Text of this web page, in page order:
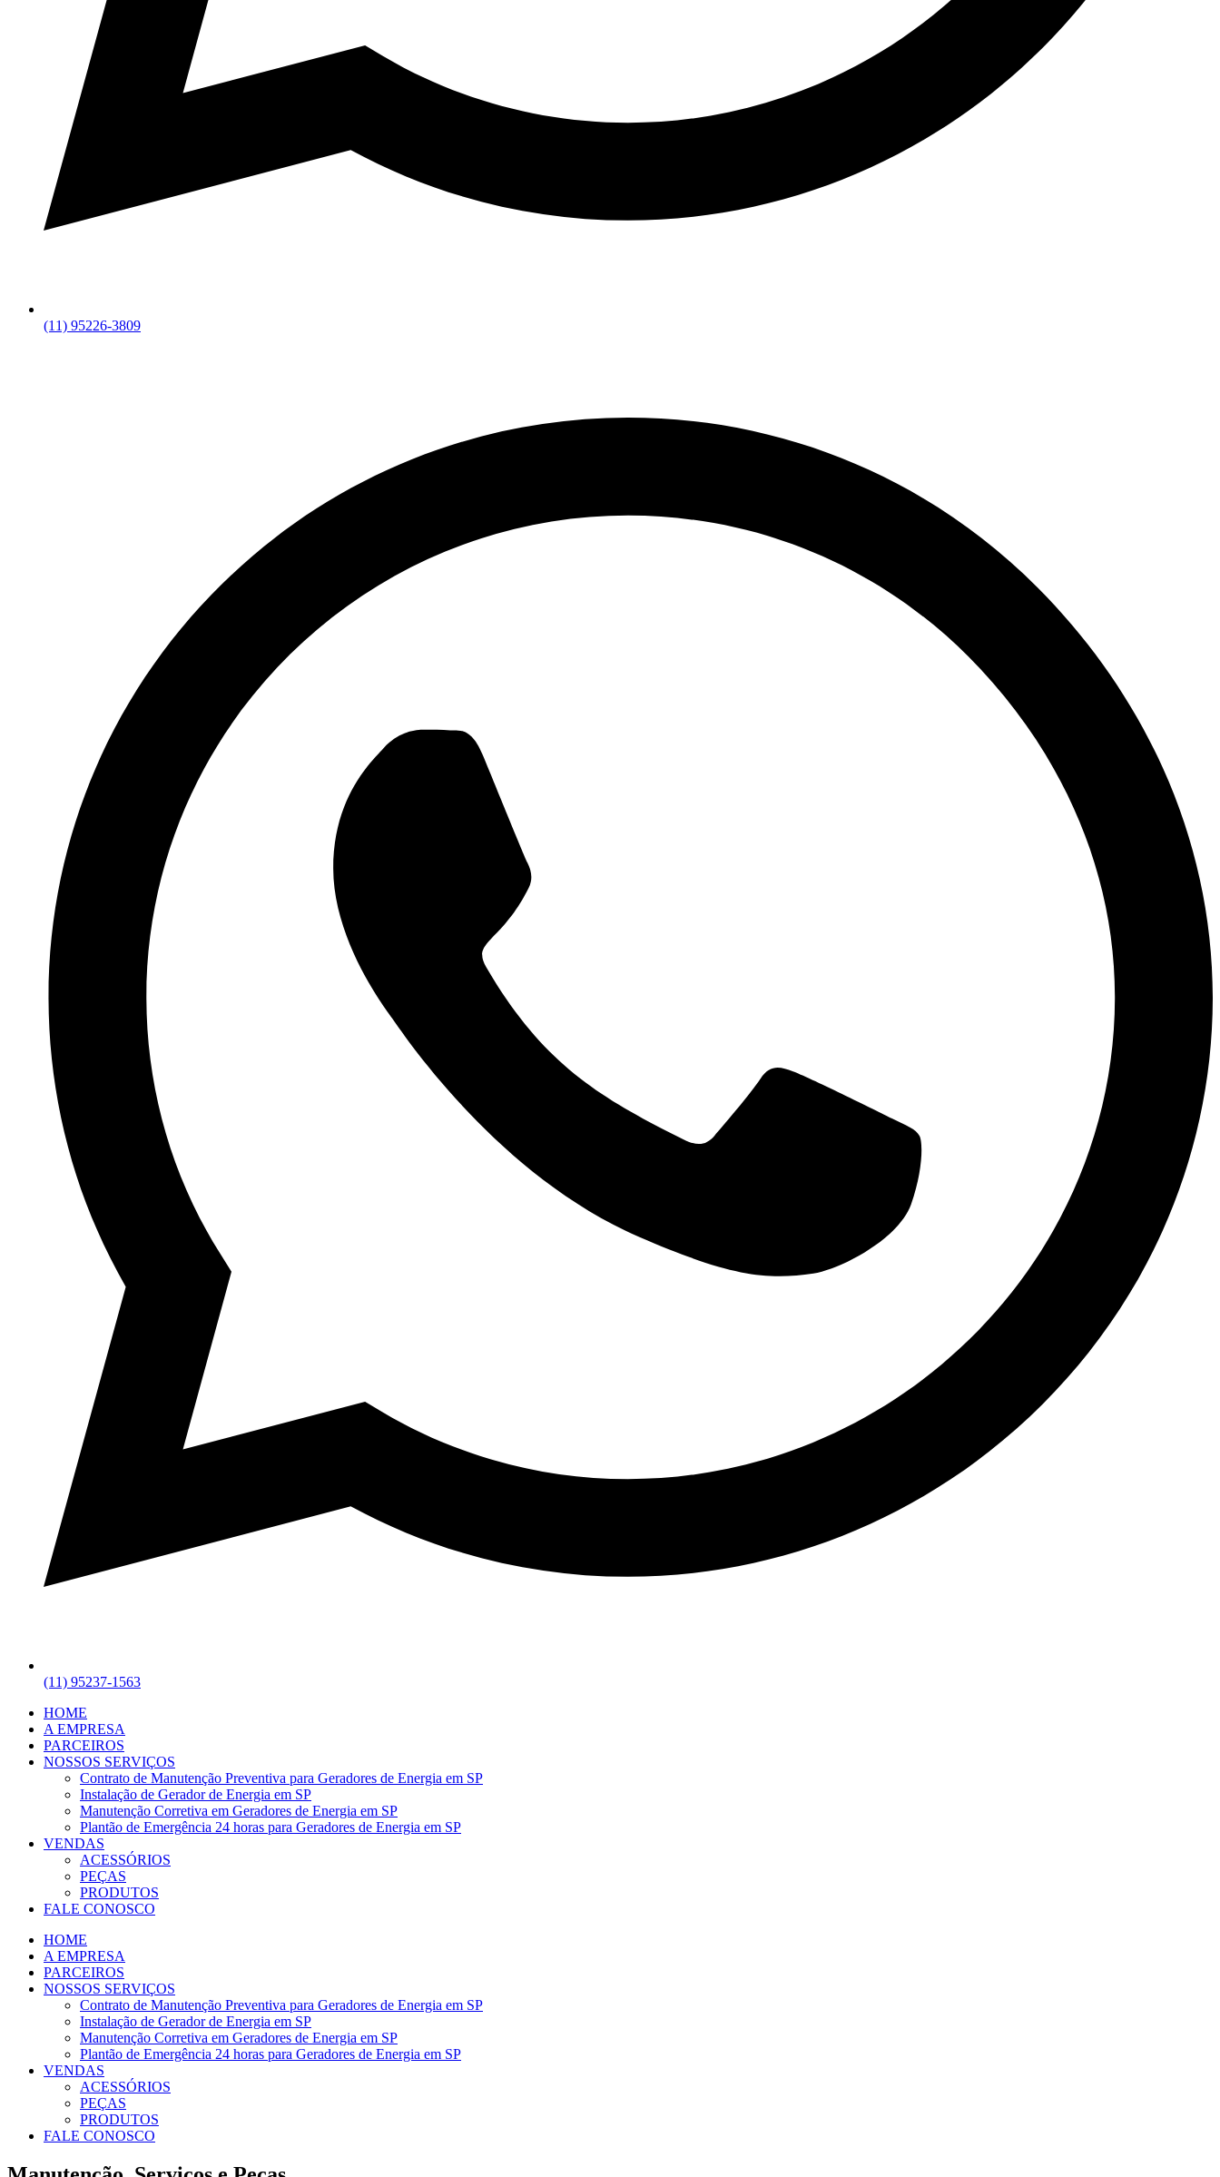
(11) 95226-3809
(11) 95237-1563
HOME
A EMPRESA
PARCEIROS
NOSSOS SERVIÇOS
Contrato de Manutenção Preventiva para Geradores de Energia em SP
Instalação de Gerador de Energia em SP
Manutenção Corretiva em Geradores de Energia em SP
Plantão de Emergência 24 horas para Geradores de Energia em SP
VENDAS
ACESSÓRIOS
PEÇAS
PRODUTOS
FALE CONOSCO
HOME
A EMPRESA
PARCEIROS
NOSSOS SERVIÇOS
Contrato de Manutenção Preventiva para Geradores de Energia em SP
Instalação de Gerador de Energia em SP
Manutenção Corretiva em Geradores de Energia em SP
Plantão de Emergência 24 horas para Geradores de Energia em SP
VENDAS
ACESSÓRIOS
PEÇAS
PRODUTOS
FALE CONOSCO